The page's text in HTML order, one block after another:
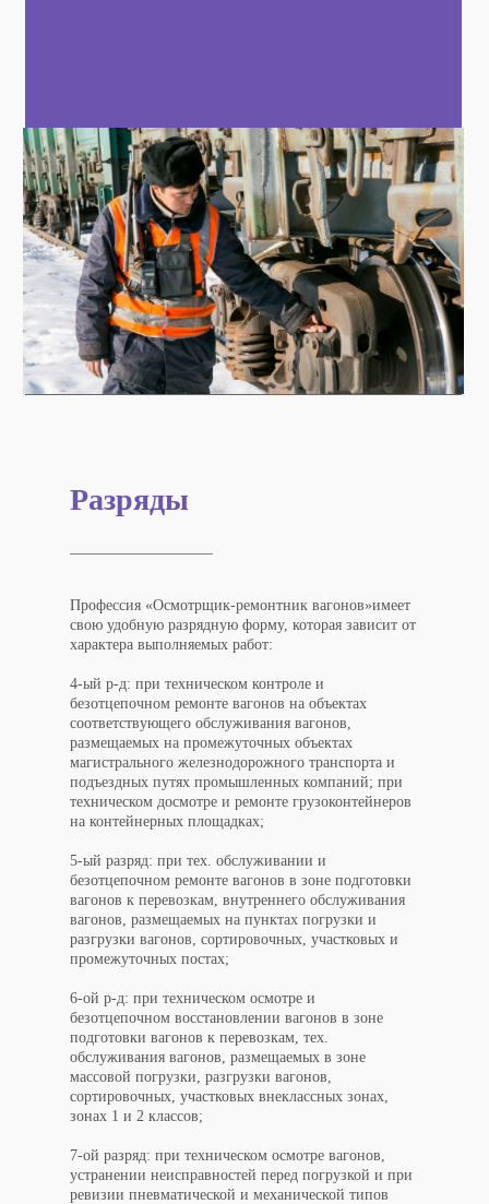
Разряды
Профессия «Осмотрщик-ремонтник вагонов»имеет
свою удобную разрядную форму, которая зависит от
характера выполняемых работ:
4-ый р-д: при техническом контроле и
безотцепочном ремонте вагонов на объектах
соответствующего обслуживания вагонов,
размещаемых на промежуточных объектах
магистрального железнодорожного транспорта и
подъездных путях промышленных компаний; при
техническом досмотре и ремонте грузоконтейнеров
на контейнерных площадках;
5-ый разряд: при тех. обслуживании и
безотцепочном ремонте вагонов в зоне подготовки
вагонов к перевозкам, внутреннего обслуживания
вагонов, размещаемых на пунктах погрузки и
разгрузки вагонов, сортировочных, участковых и
промежуточных постах;
6-ой р-д: при техническом осмотре и
безотцепочном восстановлении вагонов в зоне
подготовки вагонов к перевозкам, тех.
обслуживания вагонов, размещаемых в зоне
массовой погрузки, разгрузки вагонов,
сортировочных, участковых внеклассных зонах,
зонах 1 и 2 классов;
7-ой разряд: при техническом осмотре вагонов,
устранении неисправностей перед погрузкой и при
ревизии пневматической и механической типов